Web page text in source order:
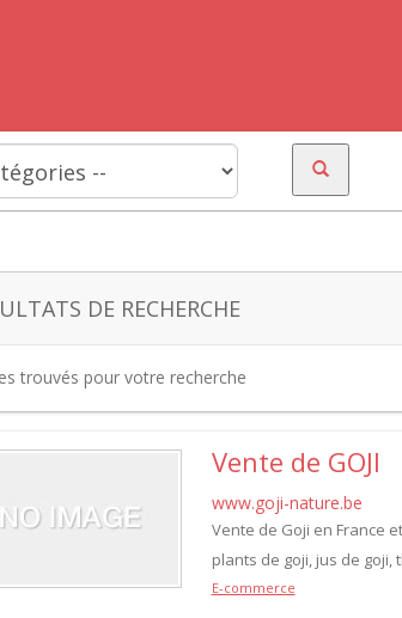
DE RECHERCHE
trouvés pour votre recherche
Vente de GOJI
www.goji-nature.be
Vente de Goji en France
plants de goji, jus de goji,
E-commerce